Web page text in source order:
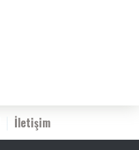
İletişim